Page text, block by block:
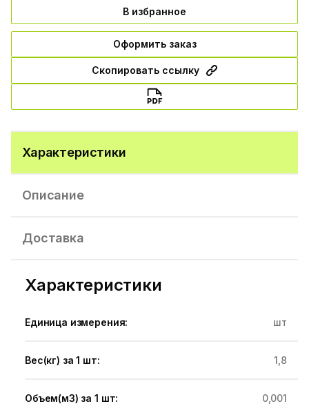
В избранное
Оформить заказ
Скопировать ссылку
Характеристики
Описание
Доставка
Характеристики
Единица измерения: шт
Вес(кг) за 1 шт: 1,8
Объем(м3) за 1 шт: 0,001